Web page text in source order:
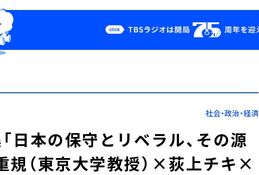
Podcast
YouTube
会社情報社会・政治・経済
「日本の保守とリベラル、その源
規（東京大学教授）×荻上チキ×